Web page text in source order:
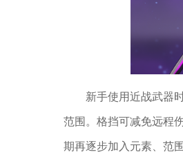
新手使用近战武器
范围。格挡可减免远程
期再逐步加入元素、范